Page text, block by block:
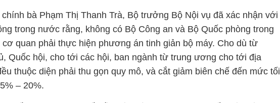
bà Phạm Thị Thanh Trà, Bộ trưởng Bộ Nội vụ đã xác nhận với
trong nước rằng, không có Bộ Công an và Bộ Quốc phòng trong
quan phải thực hiện phương án tinh giản bộ máy. Cho dù từ
Quốc hội, cho tới các hội, ban ngành từ trung ương cho tới địa
thuộc diện phải thu gọn quy mô, và cắt giảm biên chế đến mức tối
– 20%.